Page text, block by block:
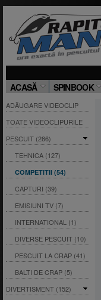
ACASĂ SPINBOOK
ADĂUGARE VIDEOCLIP
TOATE VIDEOCLIPURILE
PESCUIT (286)
TEHNICA (127)
COMPETITII (54)
CAPTURI (39)
EMISIUNI TV (7)
INTERNATIONAL (1)
DIVERSE PESCUIT (10)
PESCUIT LA CRAP (41)
BALTI DE CRAP (5)
DIVERTISMENT (152)